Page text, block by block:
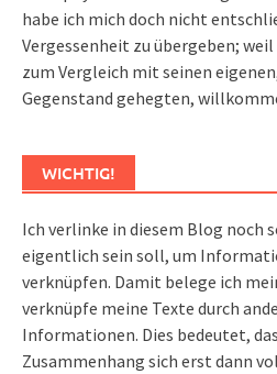
habe ich mich doch nicht
Vergessenheit zu übergeben;
zum Vergleich mit seinen
Gegenstand gehegten,
WICHTIG!
Ich verlinke in diesem Blog noch
eigentlich sein soll, um
verknüpfen. Damit belege ich
verknüpfe meine Texte durch
Informationen. Dies bedeutet,
Zusammenhang sich erst dann